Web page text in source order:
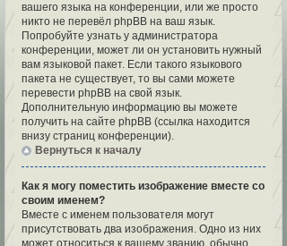
вашего языка на конференции, или же просто
никто не перевёл phpBB на ваш язык.
Попробуйте узнать у администратора
конференции, может ли он установить нужный
вам языковой пакет. Если такого языкового
пакета не существует, то вы сами можете
перевести phpBB на свой язык.
Дополнительную информацию вы можете
получить на сайте phpBB (ссылка находится
внизу страниц конференции).
Вернуться к началу
Как я могу поместить изображение вместе со
своим именем?
Вместе с именем пользователя могут
присутствовать два изображения. Одно из них
может относиться к вашему званию, обычно